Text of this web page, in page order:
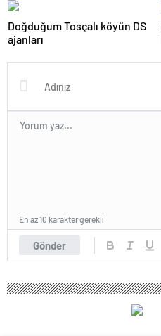
Doğduğum Tosçalı köyün DS
ajanları
Gönder
En az 10 karakter gerekli